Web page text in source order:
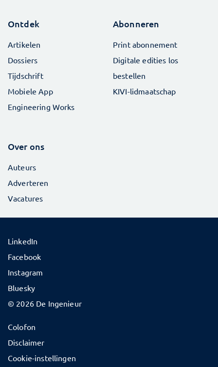
Ontdek
Artikelen
Dossiers
Tijdschrift
Mobiele App
Engineering Works
Abonneren
Print abonnement
Digitale edities los
bestellen
KIVI-lidmaatschap
Over ons
Auteurs
Adverteren
Vacatures
© 2026 De Ingenieur
Colofon
Disclaimer
Cookie-instellingen
LinkedIn
Facebook
Instagram
Bluesky